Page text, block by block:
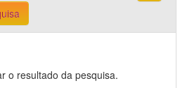
o resultado da pesquisa.